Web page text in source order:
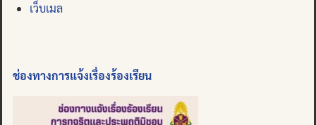
เว็บเมล
ช่องทางการแจ้งเรื่องร้องเรียน